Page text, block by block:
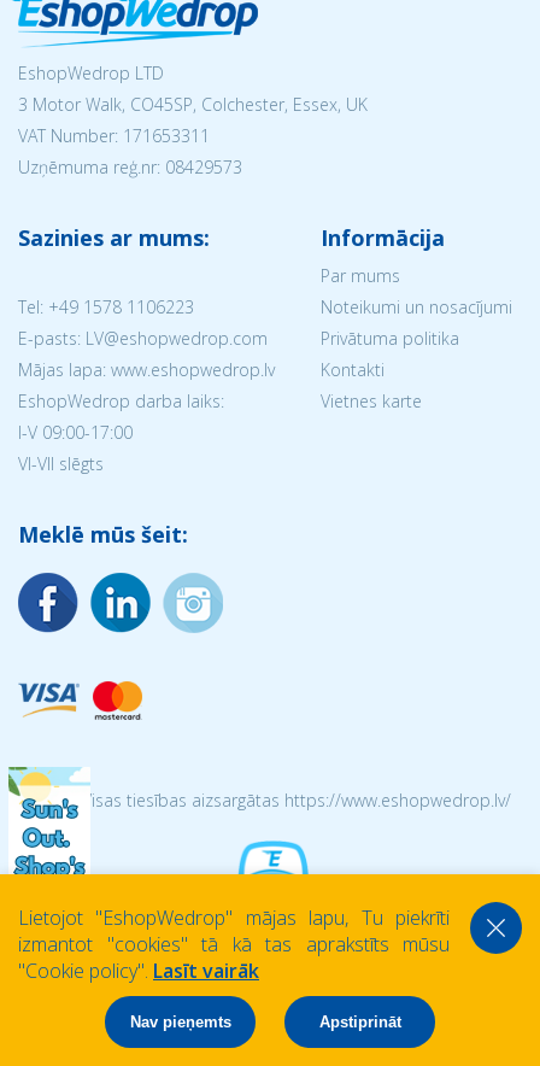
EshopWedrop LTD
3 Motor Walk, CO45SP, Colchester, Essex, UK
VAT Number: 171653311
Uzņēmuma reģ.nr: 08429573
Sazinies ar mums:
Tel: +49 1578 1106223
E-pasts: LV@eshopwedrop.com
Mājas lapa: www.eshopwedrop.lv
EshopWedrop darba laiks:
I-V 09:00-17:00
VI-VII slēgts
Informācija
Par mums
Noteikumi un nosacījumi
Privātuma politika
Kontakti
Vietnes karte
Meklē mūs šeit:
© 2026 Visas tiesības aizsargātas https://www.eshopwedrop.lv/
Lietojot ''EshopWedrop'' mājas lapu, Tu piekrīti
izmantot ''cookies'' tā kā tas aprakstīts mūsu
''Cookie policy''. Lasīt vairāk
Nav pieņemts Apstiprināt